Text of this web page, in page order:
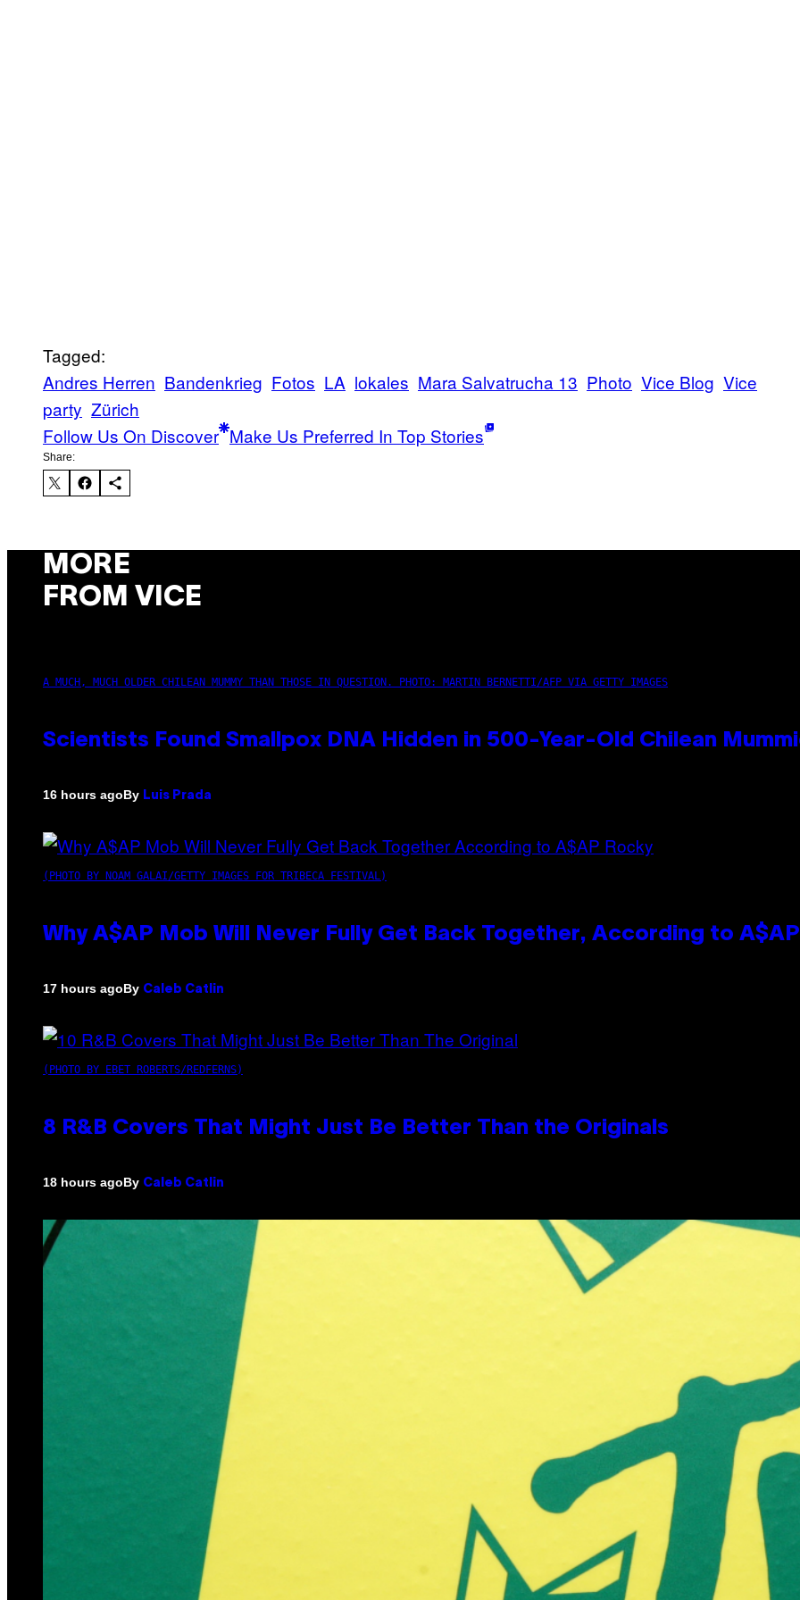
Tagged:
Andres Herren Bandenkrieg Fotos LA lokales Mara Salvatrucha 13 Photo Vice Blog Vice
party Zürich
Follow Us On Discover Make Us Preferred In Top Stories
Share:
MORE
FROM VICE
A MUCH, MUCH OLDER CHILEAN MUMMY THAN THOSE IN QUESTION. PHOTO: MARTIN BERNETTI/AFP VIA GETTY IMAGES
Scientists Found Smallpox DNA Hidden in 500-Year-Old Chilean
16 hours agoBy Luis Prada
(PHOTO BY NOAM GALAI/GETTY IMAGES FOR TRIBECA FESTIVAL)
Why A$AP Mob Will Never Fully Get Back Together, According to
17 hours agoBy Caleb Catlin
(PHOTO BY EBET ROBERTS/REDFERNS)
8 R&B Covers That Might Just Be Better Than the Originals
18 hours agoBy Caleb Catlin